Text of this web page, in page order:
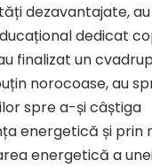
dezavantajate,
dedicat
finalizat un
norocoase, au
spre a-și câștiga
energetică și prin
energetică a